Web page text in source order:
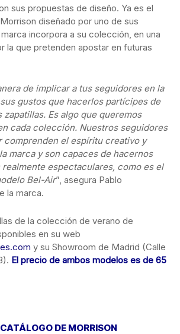
sus propuestas de diseño. Ya es el
diseñado por uno de sus
incorpora a su colección, en una
la que pretenden apostar en futuras
de implicar a tus seguidores en la
gustos que hacerlos partícipes de
zapatillas. Es algo que queremos
cada colección. Nuestros seguidores
comprenden el espíritu creativo y
marca y son capaces de hacernos
espectaculares, como es el
Bel-Air”, asegura Pablo
la marca.
de la colección de verano de
en su web
y su Showroom de Madrid (Calle
El precio de ambos modelos es de 65
DE MORRISON